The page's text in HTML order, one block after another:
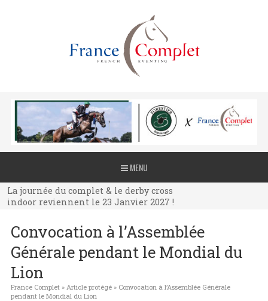
MENU
La journée du complet & le derby cross
indoor reviennent le 23 Janvier 2027 !
La journée du complet & le derby cross
indoor reviennent le 23 Janvier 2027 !
indoor reviennent le 23 Janvier 2027 !
Convocation à l’Assemblée
Générale pendant le Mondial du
Lion
France Complet» Article protégé» Convocation à l’Assemblée Générale
pendant le Mondial du Lion